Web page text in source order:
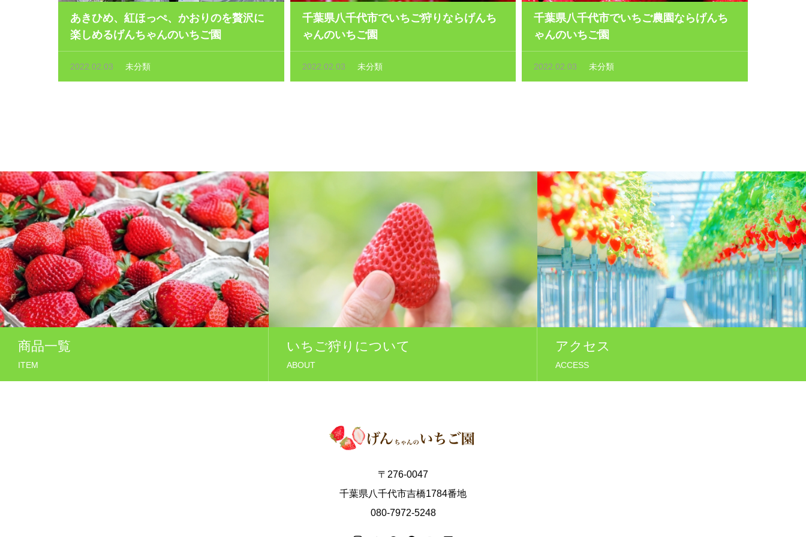
あきひめ、紅ほっぺ、かおりのを贅沢に
楽しめるげんちゃんのいちご園
2022.02.03 未分類
千葉県八千代市でいちご狩りならげんち
ゃんのいちご園
2022.02.03 未分類
千葉県八千代市でいちご農園ならげんち
ゃんのいちご園
2022.02.03 未分類
商品一覧
ITEM
いちご狩りについて
ABOUT
アクセス
ACCESS
〒276-0047
千葉県八千代市吉橋1784番地
080-7972-5248